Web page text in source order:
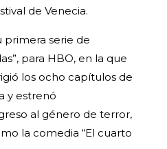
de Venecia.
primera serie de
para HBO, en la que
los ocho capítulos de
y estrenó
al género de terror,
la comedia “El cuarto